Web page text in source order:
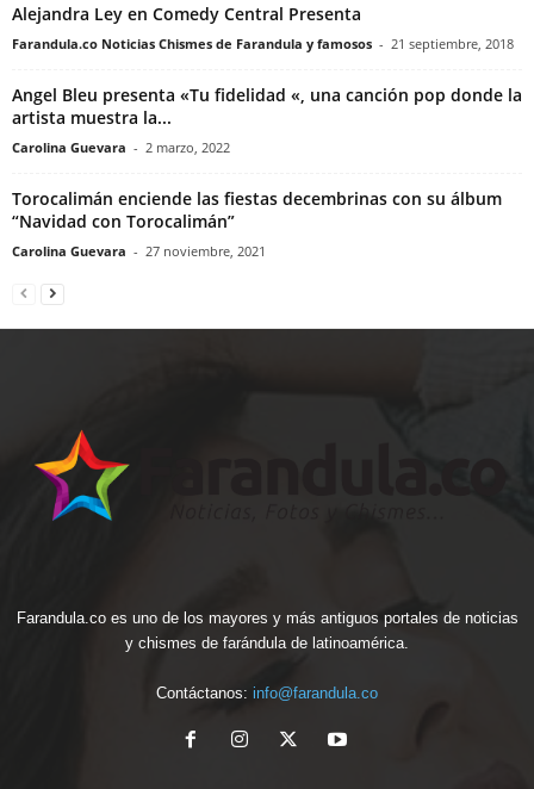
Alejandra Ley en Comedy Central Presenta
Farandula.co Noticias Chismes de Farandula y famosos - 21 septiembre, 2018
Angel Bleu presenta «Tu fidelidad «, una canción pop donde la
artista muestra la...
Carolina Guevara - 2 marzo, 2022
Torocalimán enciende las fiestas decembrinas con su álbum
“Navidad con Torocalimán”
Carolina Guevara - 27 noviembre, 2021
Farandula.co es uno de los mayores y más antiguos portales de noticias
y chismes de farándula de latinoamérica.
Contáctanos: info@farandula.co